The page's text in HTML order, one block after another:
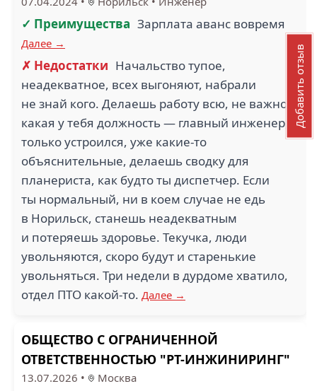
✓ Преимущества Зарплата аванс вовремя
Далее →
✗ Недостатки Начальство тупое,
неадекватное, всех выгоняют, набрали
не знай кого. Делаешь работу всю, не важно
какая у тебя должность — главный инженер,
только устроился, уже какие-то
объяснительные, делаешь сводку для
планериста, как будто ты диспетчер. Если
ты нормальный, ни в коем случае не едь
в Норильск, станешь неадекватным
и потеряешь здоровье. Текучка, люди
увольняются, скоро будут и старенькие
увольняться. Три недели в дурдоме хватило,
отдел ПТО какой-то. Далее →
ОБЩЕСТВО С ОГРАНИЧЕННОЙ
ОТВЕТСТВЕННОСТЬЮ "РТ-ИНЖИНИРИНГ"
13.07.2026 • Москва
Добавить отзыв